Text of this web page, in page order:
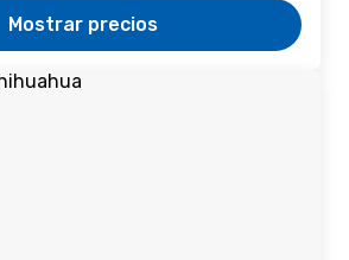
Mostrar precios